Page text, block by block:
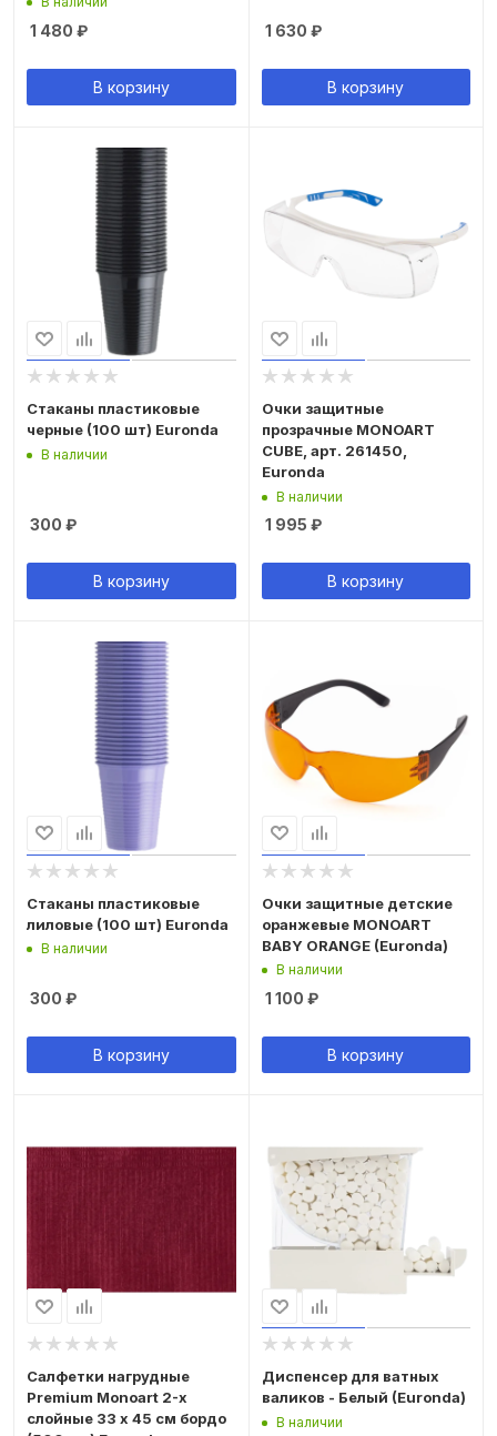
1 480 ₽
В корзину
1 630 ₽
В корзину
Стаканы пластиковые
черные (100 шт) Euronda
В наличии
300 ₽
В корзину
Очки защитные
прозрачные MONOART
CUBE, арт. 261450,
Euronda
В наличии
1 995 ₽
В корзину
Стаканы пластиковые
лиловые (100 шт) Euronda
В наличии
300 ₽
В корзину
Очки защитные детские
оранжевые MONOART
BABY ORANGE (Euronda)
В наличии
1 100 ₽
В корзину
Салфетки нагрудные
Premium Monoart 2-х
слойные 33 х 45 см бордо
Диспенсер для ватных
валиков - Белый (Euronda)
В наличии